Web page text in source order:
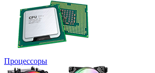
Процессоры